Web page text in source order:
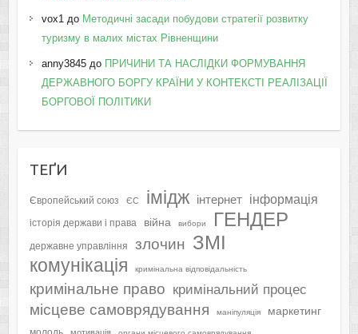
vox1 до Методичні засади побудови стратегії розвитку
туризму в малих містах Рівненщини
anny3845до ПРИЧИНИ ТА НАСЛІДКИ ФОРМУВАННЯ
ДЕРЖАВНОГО БОРГУ КРАЇНИ У КОНТЕКСТІ РЕАЛІЗАЦІЇ
БОРГОВОЇ ПОЛІТИКИ
ТЕҐИ
Європейський союз ЄС імідж інтернет інформація
історія держави і права війна вибори ГЕНДЕР
державне управління злочин ЗМІ
комунікація кримінальна відповідальність
кримінальне право кримінальний процес
місцеве самоврядування маніпуляція маркетинг